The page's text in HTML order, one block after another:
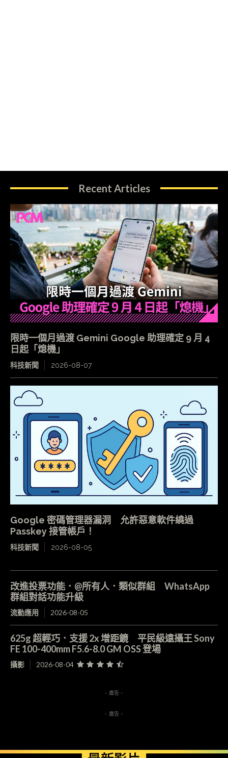
Recent Articles
限時一個月過渡 Gemini Google 助理確定 9 月 4
日起「熄機」
科技新聞 2026-08-07
Google 密碼管理器漏洞 允許惡意軟件繞過
Passkey 接管帳戶！
科技新聞 2026-08-05
改進投票功能．@所有人．類似群組 WhatsApp
群組對話功能升級
流動應用 2026-08-05
625g 超輕巧．支援 2x 增距鏡 平民級遠攝王 Sony
FE 100-400mm F5.6-8.0 GM OSS 登場
攝影 2026-08-04
- 廣告 -
- 廣告 -